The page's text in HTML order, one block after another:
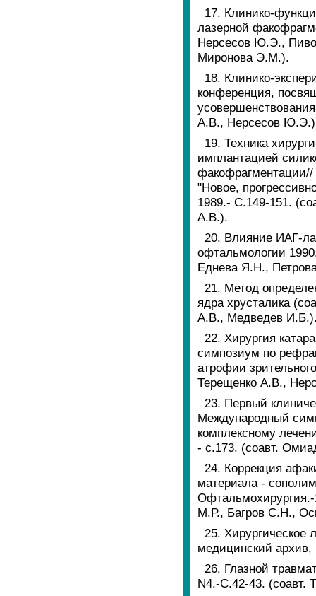
17. Клинико-
лазерной
Нерсесов Ю.Э.,
Миронова Э.М.).
18. Клинико-
конференция,
А.В., Нерсесов
19. Техника
имплантацией
факофрагментации//
"Новое,
1989.- С.149-151.
А.В.).
20. Влияние ИАГ-
офтальмологии
Еднева Я.Н.,
21. Метод
ядра хрусталика
А.В., Медведев
22. Хирургия
симпозиум по
атрофии
Терещенко А.В.,
23. Первый
Международный
комплексному
- с.173. (соавт.
24. Коррекция
материала -
М.Р., Багров С.Н.,
25. Хирургическое
медицинский
26. Глазной
N4.-С.42-43. (соавт.